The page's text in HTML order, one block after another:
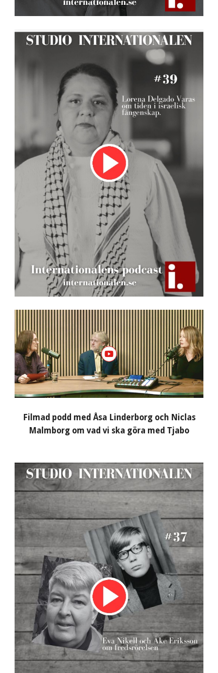
Filmad podd med Åsa Linderborg och Niclas
Malmborg om vad vi ska göra med Tjabo